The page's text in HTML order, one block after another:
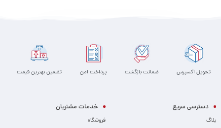
تحویل اکسپرس ضمانت بازگشت پرداخت امن تضمین بهترین قیمت
دسترسی سریع
بلاگ
خدمات مشتریان
فروشگاه